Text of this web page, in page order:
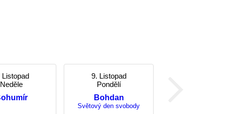
Listopad
Neděle
9. Listopad
Pondělí
Bohdan
Světový den svobody